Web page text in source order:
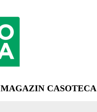
MAGAZIN CASOTECA